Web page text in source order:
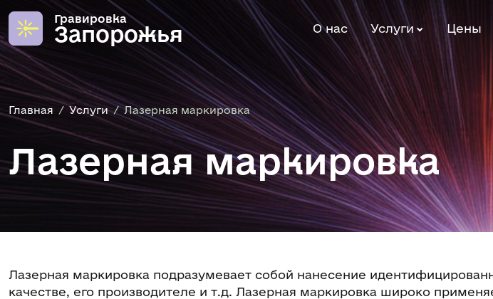
Гравировка
Запорожья О нас Услуги Цены
Главная Услуги Лазерная маркировка
Лазерная маркировка
Лазерная маркировка подразумевает собой нанесение
качестве, его производителе и т.д. Лазерная маркировка широко